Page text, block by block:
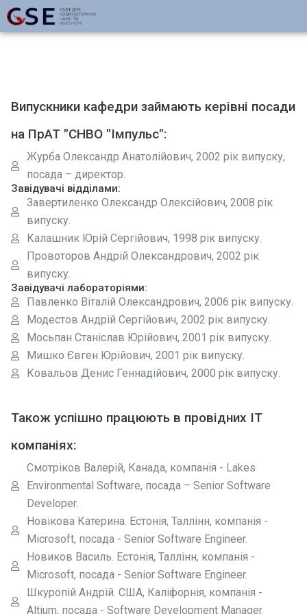
Випускники кафедри займають керівні посади
на ПрАТ "СНВО "Імпульс":
Журба Олександр Анатолійович, 2002 рік випуску,
посада – директор.
Завідувачі відділами:
Завертиленко Олександр Олексійович, 2008 рік
випуску.
Калашник Юрій Сергійович, 1998 рік випуску.
Провоторов Андрій Олександрович, 2002 рік
випуску.
Завідувачі лабораторіями:
Павленко Віталій Олександрович, 2006 рік випуску.
Модестов Андрій Сергійович, 2002 рік випуску.
Мосьпан Станіслав Юрійович, 2001 рік випуску.
Мишко Євген Юрійович, 2001 рік випуску.
Ковальов Денис Геннадійович, 2000 рік випуску.
Також успішно працюють в провідних ІТ
компаніях:
Смотріков Валерій, Канада, компанія - Lakes
Environmental Software, посада – Senior Software
Developer.
Новікова Катерина. Естонія, Таллінн, компанія -
Microsoft, посада - Senior Software Engineer.
Новиков Василь. Естонія, Таллінн, компанія -
Microsoft, посада - Senior Software Engineer.
Шкуропій Андрій. США, Каліфорнія, компанія -
Altium, посада - Software Development Manager.